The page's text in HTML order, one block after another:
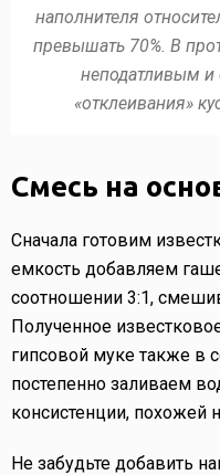
наполнителя
превышать 70%. В
неподатливым и
«отклеивания»
Смесь на
Сначала готовим
емкость добавляем
соотношении 3:1,
Полученное
гипсовой муке также в
постепенно заливаем
консистенции, похожей
Не забудьте добавить